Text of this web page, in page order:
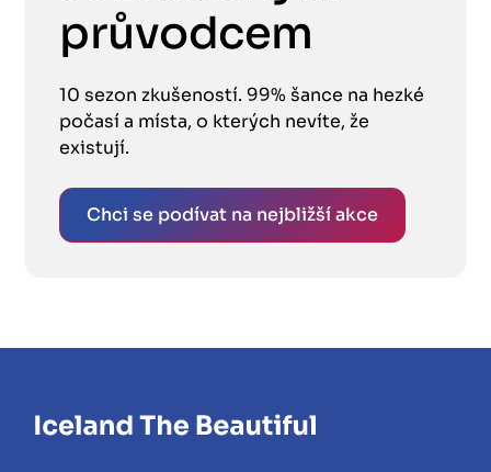
průvodcem
10 sezon zkušeností. 99% šance na hezké
počasí a místa, o kterých nevíte, že
existují.
Chci se podívat na nejbližší akce